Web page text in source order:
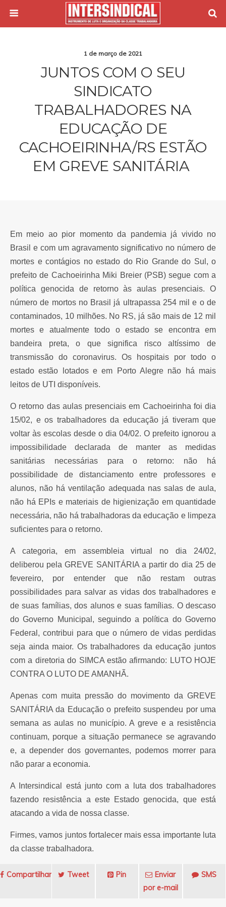
1 de março de 2021
JUNTOS COM O SEU
SINDICATO
TRABALHADORES NA
EDUCAÇÃO DE
CACHOEIRINHA/RS ESTÃO
EM GREVE SANITÁRIA
Em meio ao pior momento da pandemia já vivido no
Brasil e com um agravamento significativo no número de
mortes e contágios no estado do Rio Grande do Sul, o
prefeito de Cachoeirinha Miki Breier (PSB) segue com a
política genocida de retorno às aulas presenciais. O
número de mortos no Brasil já ultrapassa 254 mil e o de
contaminados, 10 milhões. No RS, já são mais de 12 mil
mortes e atualmente todo o estado se encontra em
bandeira preta, o que significa risco altíssimo de
transmissão do coronavirus. Os hospitais por todo o
estado estão lotados e em Porto Alegre não há mais
leitos de UTI disponíveis.
O retorno das aulas presenciais em Cachoeirinha foi dia
15/02, e os trabalhadores da educação já tiveram que
voltar às escolas desde o dia 04/02. O prefeito ignorou a
impossibilidade declarada de manter as medidas
sanitárias necessárias para o retorno: não há
possibilidade de distanciamento entre professores e
alunos, não há ventilação adequada nas salas de aula,
não há EPIs e materiais de higienização em quantidade
necessária, não há trabalhadoras da educação e limpeza
suficientes para o retorno.
A categoria, em assembleia virtual no dia 24/02,
deliberou pela GREVE SANITÁRIA a partir do dia 25 de
fevereiro, por entender que não restam outras
possibilidades para salvar as vidas dos trabalhadores e
de suas famílias, dos alunos e suas famílias. O descaso
do Governo Municipal, seguindo a política do Governo
Federal, contribui para que o número de vidas perdidas
seja ainda maior. Os trabalhadores da educação juntos
com a diretoria do SIMCA estão afirmando: LUTO HOJE
CONTRA O LUTO DE AMANHÃ.
Apenas com muita pressão do movimento da GREVE
SANITÁRIA da Educação o prefeito suspendeu por uma
semana as aulas no município. A greve e a resistência
continuam, porque a situação permanece se agravando
e, a depender dos governantes, podemos morrer para
não parar a economia.
A Intersindical está junto com a luta dos trabalhadores
fazendo resistência a este Estado genocida, que está
atacando a vida de nossa classe.
Firmes, vamos juntos fortalecer mais essa importante luta
da classe trabalhadora.
Compartilhar Tweet Pin
Enviar
por e-mail
SMS